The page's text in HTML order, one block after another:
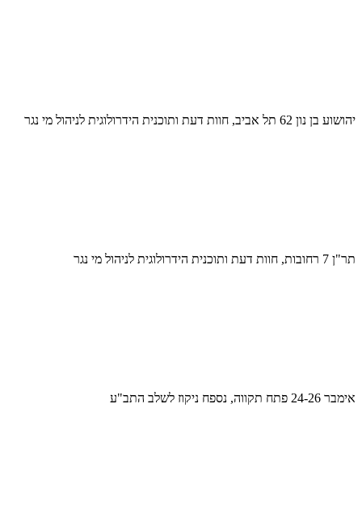
יהושוע בן נון 62 תל אביב, חוות דעת ותוכנית הידרולוגית לניהול מי נגר
תר"ן 7 רחובות, חוות דעת ותוכנית הידרולוגית לניהול מי נגר
אימבר 24-26 פתח תקווה, נספח ניקוז לשלב התב"ע